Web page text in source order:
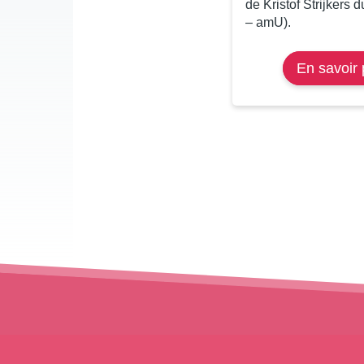
de Kristof Strijkers
– amU).
En savoir